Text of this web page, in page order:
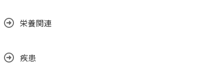
栄養関連
疾患